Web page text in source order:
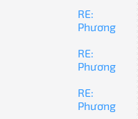
RE:
Phương
RE:
Phương
RE:
Phương